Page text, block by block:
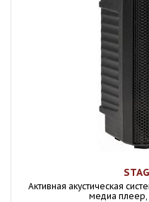
Активная акустическая
медиа